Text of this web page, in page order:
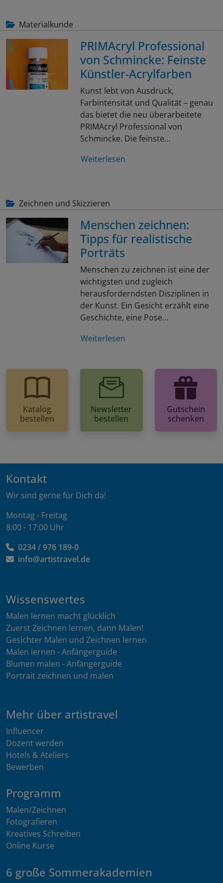
Materialkunde
PRIMAcryl Professional
von Schmincke: Feinste
Künstler-Acrylfarben
Kunst lebt von Ausdruck,
Farbintensität und Qualität – genau
das bietet die neu überarbeitete
PRIMAcryl Professional von
Schmincke. Die feinste…
Weiterlesen
Zeichnen und Skizzieren
Menschen zeichnen:
Tipps für realistische
Porträts
Menschen zu zeichnen ist eine der
wichtigsten und zugleich
herausforderndsten Disziplinen in
der Kunst. Ein Gesicht erzählt eine
Geschichte, eine Pose…
Weiterlesen
Katalog
bestellen
Newsletter
bestellen
Gutschein
schenken
Kontakt
Wir sind gerne für Dich da!
Montag - Freitag
8:00 - 17:00 Uhr
0234 / 976 189-0
info@artistravel.de
Wissenswertes
Malen lernen macht glücklich
Zuerst Zeichnen lernen, dann Malen!
Gesichter Malen und Zeichnen lernen
Malen lernen - Anfängerguide
Blumen malen - Anfängerguide
Portrait zeichnen und malen
Mehr über artistravel
Influencer
Dozent werden
Hotels & Ateliers
Bewerben
Programm
Malen/Zeichnen
Fotografieren
Kreatives Schreiben
Online Kurse
6 große Sommerakademien